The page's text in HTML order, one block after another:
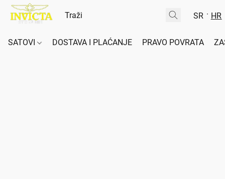
SR HR
SATOVI DOSTAVA I PLAĆANJE PRAVO POVRATA